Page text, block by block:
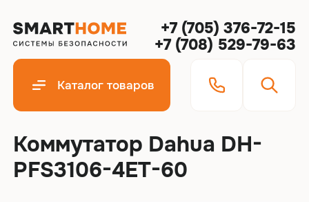
+7 (705) 376-72-15
+7 (708) 529-79-63
Каталог товаров
Коммутатор Dahua DH-
PFS3106-4ET-60